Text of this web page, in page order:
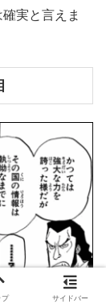
実と言えま
プ サイドバー